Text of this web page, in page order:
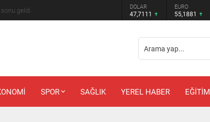
kötü haber DOLAR
47,7111
EURO
55,1881
SPOR SAĞLIK YEREL HABER EĞİTİM